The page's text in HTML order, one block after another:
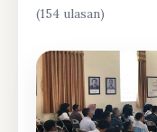
(154 ulasan)